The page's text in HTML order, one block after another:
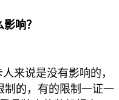
响？
来说是没有影响的，
制的，有的限制一证一